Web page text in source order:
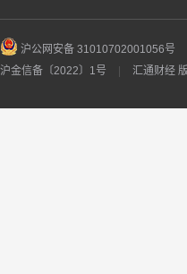
沪公网安备 31010702001056号
沪金信备〔2022〕1号
汇通财经